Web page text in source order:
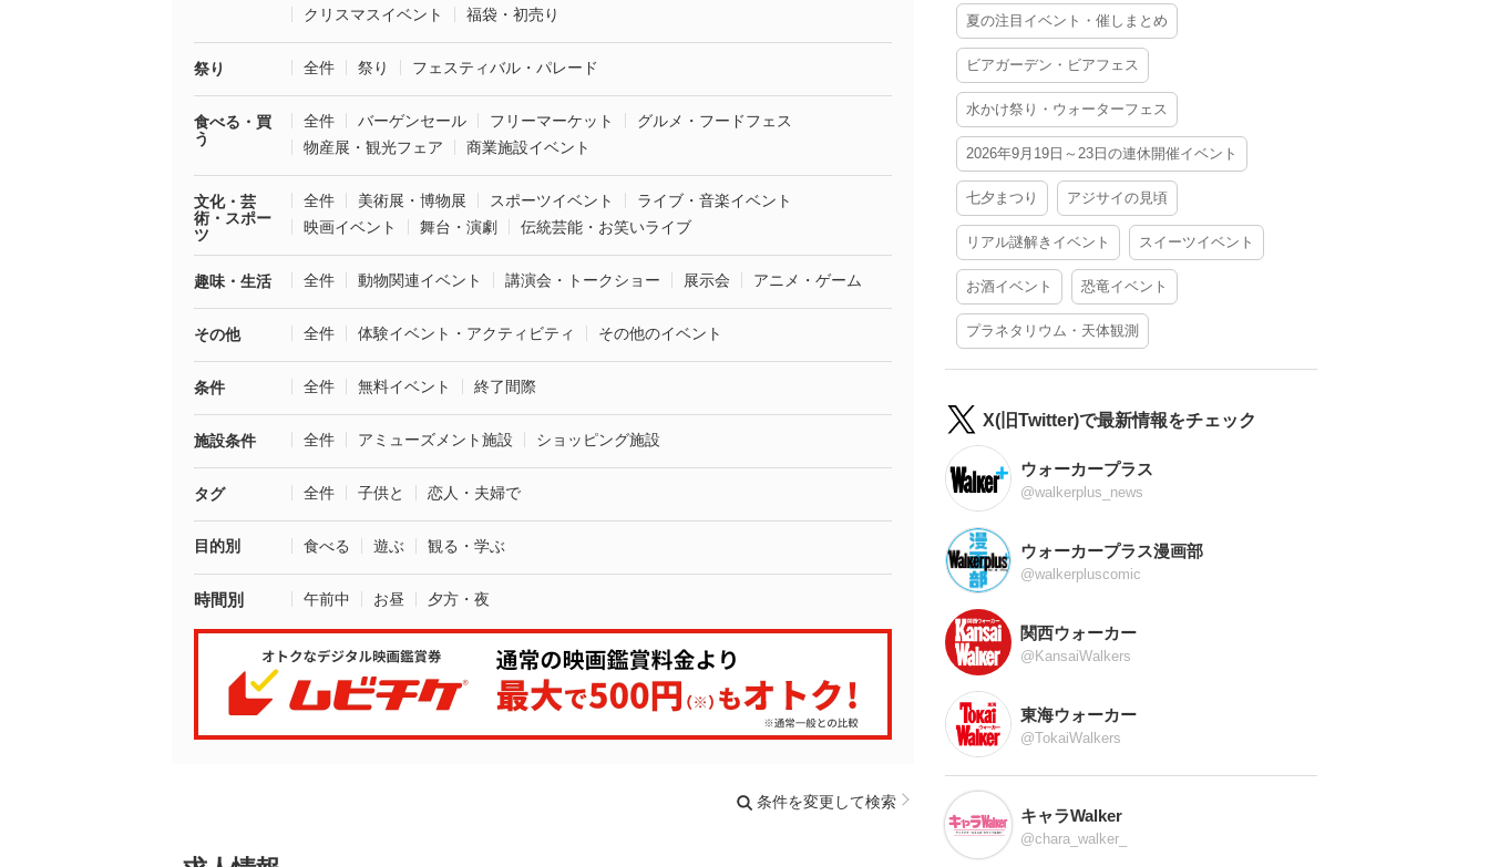
クリスマスイベント
福袋・初売り
祭り 全件 祭り フェスティバル・パレード
食べる・買
う
全件 バーゲンセール フリーマーケット
グルメ・フードフェス
物産展・観光フェア
商業施設イベント
文化・芸
術・スポー
ツ
全件 美術展・博物展 スポーツイベント
ライブ・音楽イベント
映画イベント
舞台・演劇 伝統芸能・お笑いライブ
趣味・生活 全件 動物関連イベント 講演会・トークショー 展示会 アニメ・ゲーム
その他 全件 体験イベント・アクティビティ その他のイベント
条件 全件 無料イベント 終了間際
施設条件 全件 アミューズメント施設 ショッピング施設
タグ 全件 子供と 恋人・夫婦で
目的別 食べる 遊ぶ 観る・学ぶ
時間別 午前中 お昼 夕方・夜
条件を変更して検索
夏の注目イベント・催しまとめ
ビアガーデン・ビアフェス
水かけ祭り・ウォーターフェス
2026年9月19日～23日の連休開催イベント
七夕まつり アジサイの見頃
リアル謎解きイベント スイーツイベント
お酒イベント 恐竜イベント
プラネタリウム・天体観測
X(旧Twitter)で最新情報をチェック
ウォーカープラス
@walkerplus_news
ウォーカープラス漫画部
@walkerpluscomic
関西ウォーカー
@KansaiWalkers
東海ウォーカー
@TokaiWalkers
キャラWalker
@chara_walker_